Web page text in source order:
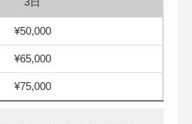
¥50,000
¥65,000
¥75,000